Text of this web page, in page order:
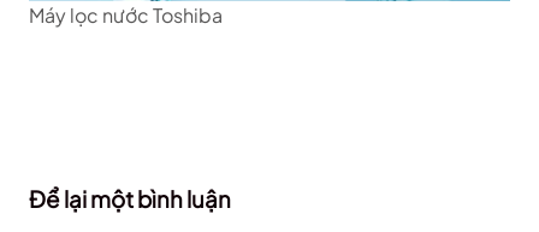
Máy lọc nước Toshiba
Để lại một bình luận